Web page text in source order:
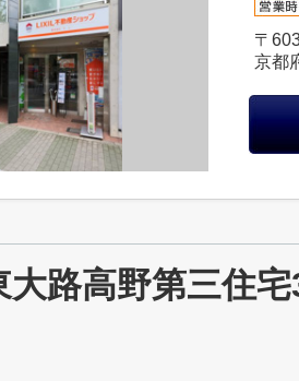
〒
京都
大路高野第三住